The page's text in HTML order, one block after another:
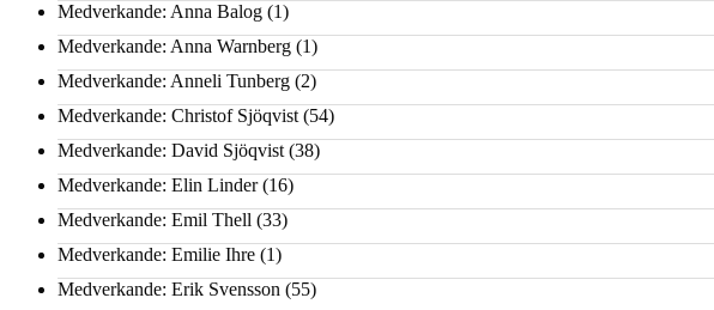
Medverkande: Anna Balog (1)
Medverkande: Anna Warnberg (1)
Medverkande: Anneli Tunberg (2)
Medverkande: Christof Sjöqvist (54)
Medverkande: David Sjöqvist (38)
Medverkande: Elin Linder(16)
Medverkande: Emil Thell (33)
Medverkande: Emilie Ihre (1)
Medverkande: Erik Svensson (55)